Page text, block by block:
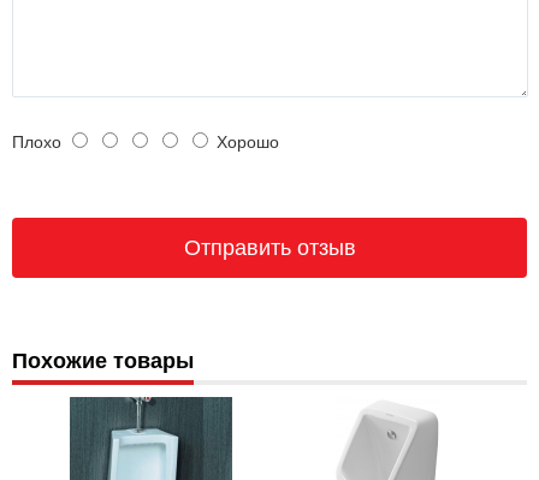
Плохо Хорошо
Похожие товары